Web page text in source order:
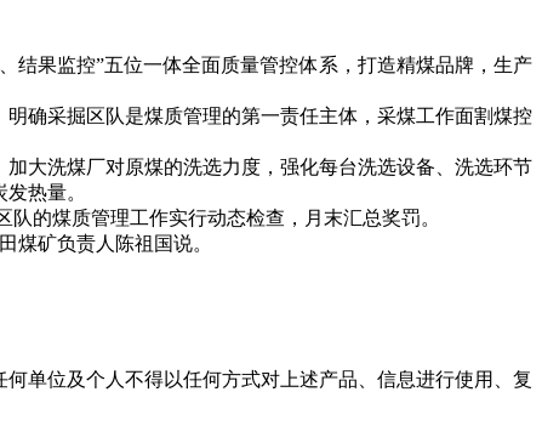
果监控”五位一体全面质量管控体系，打造精煤品牌，生产
确采掘区队是煤质管理的第一责任主体，采煤工作面割煤控
大洗煤厂对原煤的洗选力度，强化每台洗选设备、洗选环节
热量。
的煤质管理工作实行动态检查，月末汇总奖罚。
矿负责人陈祖国说。
单位及个人不得以任何方式对上述产品、信息进行使用、复